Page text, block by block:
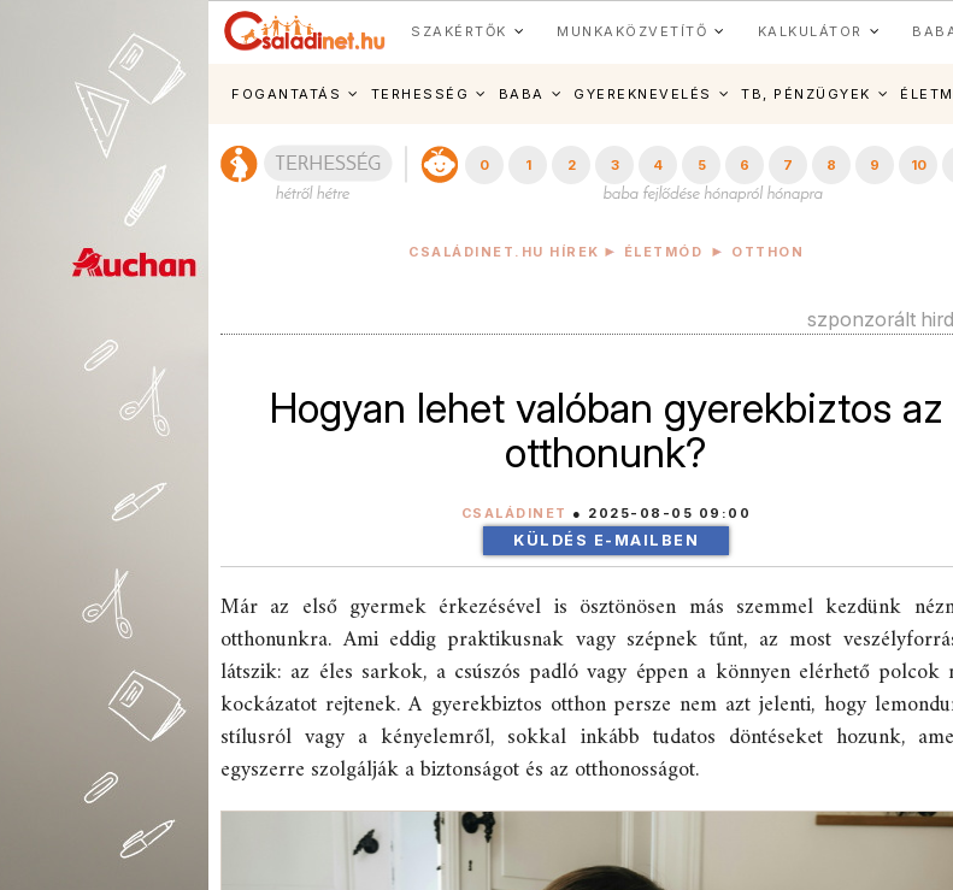
SZAKÉRTŐK MUNKAKÖZVETÍTŐ KALKULÁTOR
FOGANTATÁS TERHESSÉG BABA GYEREKNEVELÉS TB, PÉNZÜGYEK
0 1 2 3 4 5 6 7 8 9 10
CSALÁDINET.HU HÍREK ÉLETMÓD OTTHON
szponzorált
Hogyan lehet valóban gyerekbiztos az
otthonunk?
CSALÁDINET ● 2025-08-05 09:00
KÜLDÉS E-MAILBEN
Már az első gyermek érkezésével is ösztönösen más szemmel kezdünk
otthonunkra. Ami eddig praktikusnak vagy szépnek tűnt, az most
látszik: az éles sarkok, a csúszós padló vagy éppen a könnyen elérhető polcok
kockázatot rejtenek. A gyerekbiztos otthon persze nem azt jelenti, hogy
stílusról vagy a kényelemről, sokkal inkább tudatos döntéseket hozunk,
egyszerre szolgálják a biztonságot és az otthonosságot.